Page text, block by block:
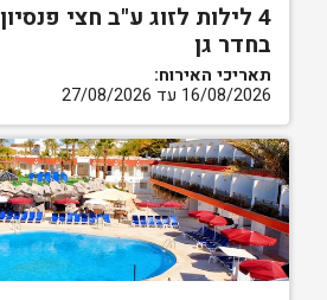
4 לילות לזוג ע"ב חצי פנסיון
בחדר גן
תאריכי האירוח:
16/08/2026 עד 27/08/2026